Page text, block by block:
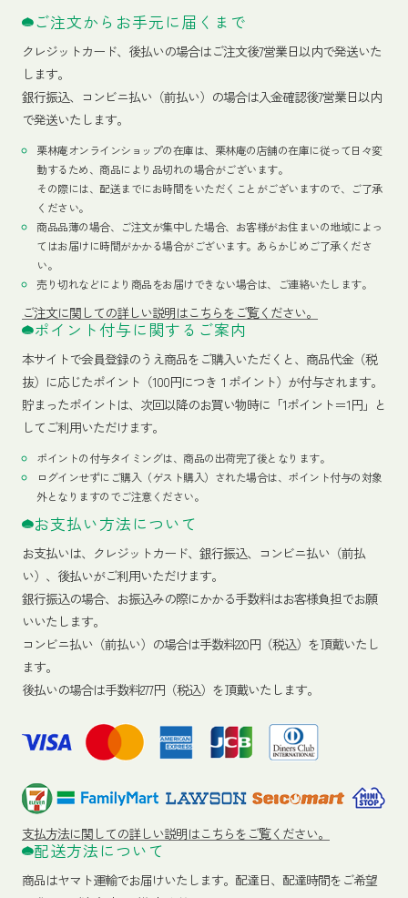
ご注文からお手元に届くまで
クレジットカード、 後払いの場合はご注文後7営業日以内で発送いた
します。
銀行振込、コンビニ払い（前払い）の場合は入金確認後7営業日以内
で発送いたします。
栗林庵オンラインショップの在庫は、栗林庵の店舗の在庫に従って日々変
動するため、商品により品切れの場合がございます。
その際には、配送までにお時間をいただくことがございますので、ご了承
ください。
商品品薄の場合、ご注文が集中した場合、お客様がお住まいの地域によっ
てはお届けに時間がかかる場合がございます。あらかじめご了承くださ
い。
売り切れなどにより商品をお届けできない場合は、ご連絡いたします。
ご注文に関しての詳しい説明はこちらをご覧ください。
ポイント付与に関するご案内
本サイトで会員登録のうえ商品をご購入いただくと、商品代金（税
抜）に応じたポイント（100円につき１ポイント）が付与されます。
貯まったポイントは、次回以降のお買い物時に「1ポイント＝1円」と
してご利用いただけます。
ポイントの付与タイミングは、商品の出荷完了後となります。
ログインせずにご購入（ゲスト購入）された場合は、ポイント付与の対象
外となりますのでご注意ください。
お支払い方法について
お支払いは、クレジットカード、銀行振込、コンビニ払い（前払
い）、後払いがご利用いただけます。
銀行振込の場合、お振込みの際にかかる手数料はお客様負担でお願
いいたします。
コンビニ払い（前払い）の場合は手数料220円（税込）を頂戴いたし
ます。
後払いの場合は手数料277円（税込）を頂戴いたします。
支払方法に関しての詳しい説明はこちらをご覧ください。
配送方法について
商品はヤマト運輸でお届けいたします。 配達日、配達時間をご希望